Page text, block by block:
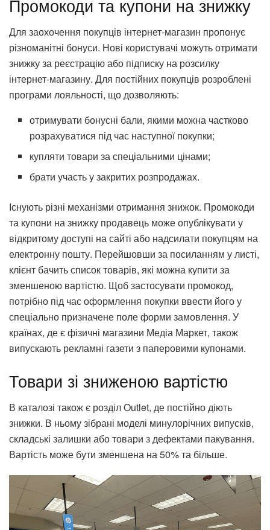
Промокоди та купони на знижку
Для заохочення покупців інтернет-магазин пропонує
різноманітні бонуси. Нові користувачі можуть отримати
знижку за реєстрацію або підписку на розсилку
інтернет-магазину. Для постійних покупців розроблені
програми лояльності, що дозволяють:
отримувати бонусні бали, якими можна частково
розрахуватися під час наступної покупки;
купляти товари за спеціальними цінами;
брати участь у закритих розпродажах.
Існують різні механізми отримання знижок. Промокоди
та купони на знижку продавець може опублікувати у
відкритому доступі на сайті або надсилати покупцям на
електронну пошту. Перейшовши за посиланням у листі,
клієнт бачить список товарів, які можна купити за
зменшеною вартістю. Щоб застосувати промокод,
потрібно під час оформлення покупки ввести його у
спеціально призначене поле форми замовлення. У
країнах, де є фізичні магазини Медіа Маркет, також
випускають рекламні газети з паперовими купонами.
Товари зі зниженою вартістю
В каталозі також є розділ Outlet, де постійно діють
знижки. В ньому зібрані моделі минулорічних випусків,
складські залишки або товари з дефектами пакування.
Вартість може бути зменшена на 50% та більше.